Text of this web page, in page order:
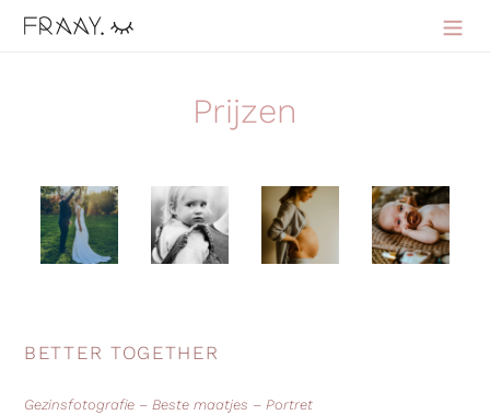
naar
Inloggen
Prijzen
BETTER TOGETHER
Gezinsfotografie – Beste maatjes – Portret